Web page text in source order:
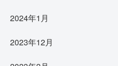
2024年1月
2023年12月